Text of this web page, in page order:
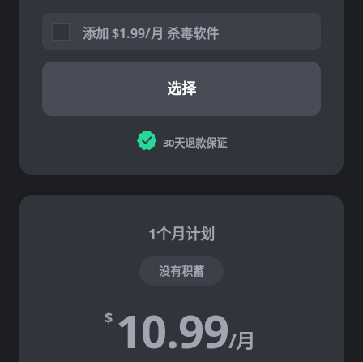
添加$1.99/月 杀毒软件
选择
30天退款保证
1个月计划
没有积蓄
$ 10.99/月